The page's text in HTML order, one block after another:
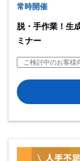
常時開催
脱・手作業！生
ミナー
ご検討中のお客様